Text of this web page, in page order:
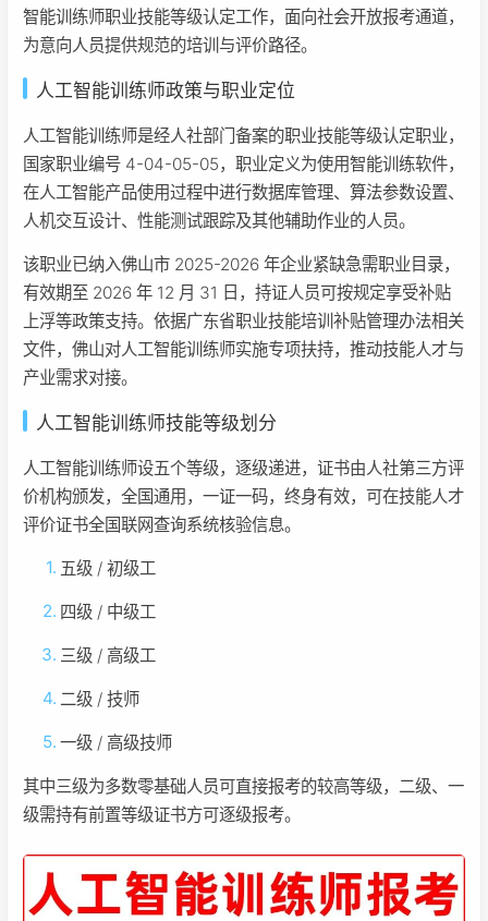
智能训练师职业技能等级认定工作，面向社会开放报考通道，
为意向人员提供规范的培训与评价路径。
人工智能训练师政策与职业定位
人工智能训练师是经人社部门备案的职业技能等级认定职业，
国家职业编号 4-04-05-05，职业定义为使用智能训练软件，
在人工智能产品使用过程中进行数据库管理、算法参数设置、
人机交互设计、性能测试跟踪及其他辅助作业的人员。
该职业已纳入佛山市 2025-2026 年企业紧缺急需职业目录，
有效期至 2026 年 12 月 31 日，持证人员可按规定享受补贴
上浮等政策支持。依据广东省职业技能培训补贴管理办法相关
文件，佛山对人工智能训练师实施专项扶持，推动技能人才与
产业需求对接。
人工智能训练师技能等级划分
人工智能训练师设五个等级，逐级递进，证书由人社第三方评
价机构颁发，全国通用，一证一码，终身有效，可在技能人才
评价证书全国联网查询系统核验信息。
五级 / 初级工
四级 / 中级工
三级 / 高级工
二级 / 技师
一级 / 高级技师
其中三级为多数零基础人员可直接报考的较高等级，二级、一
级需持有前置等级证书方可逐级报考。